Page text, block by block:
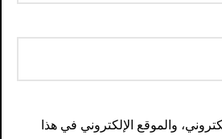
والموقع الإلكتروني في هذا